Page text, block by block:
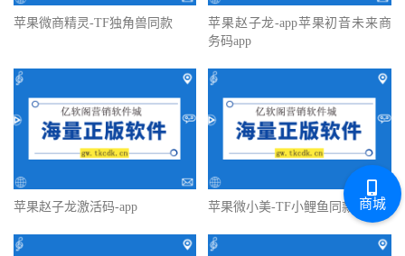
苹果微商精灵-TF独角兽同款
苹果赵子龙-app苹果初音未来商
务码app
苹果赵子龙激活码-app 苹果微小美-TF小鲤鱼同款 商城